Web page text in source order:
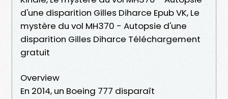
d'une disparition Gilles Diharce Epub VK, Le
mystère du vol MH370 - Autopsie d'une
disparition Gilles Diharce Téléchargement
gratuit
Overview
En 2014, un Boeing 777 disparaît